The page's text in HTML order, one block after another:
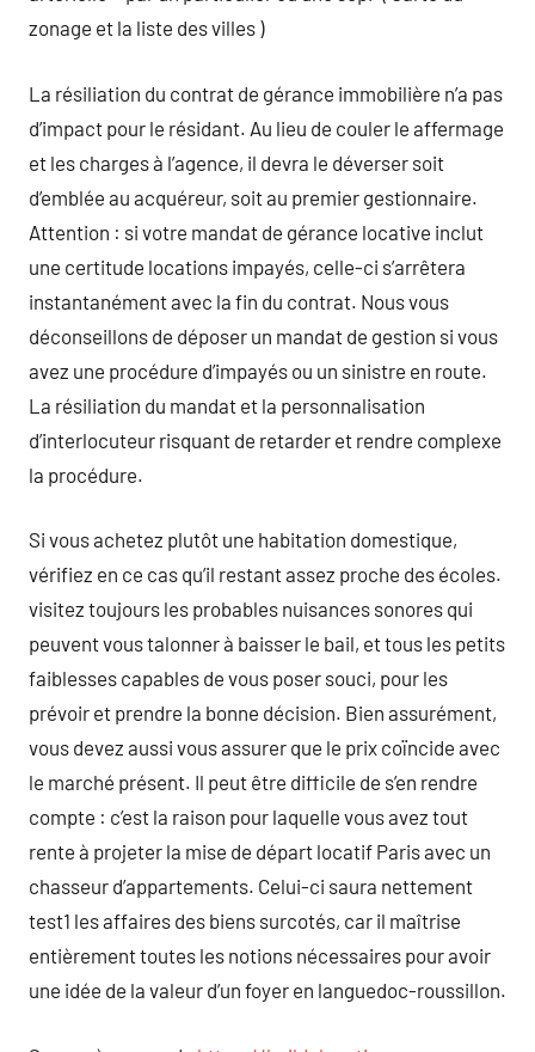
zonage et la liste des villes )
La résiliation du contrat de gérance immobilière n’a pas
d’impact pour le résidant. Au lieu de couler le affermage
et les charges à l’agence, il devra le déverser soit
d’emblée au acquéreur, soit au premier gestionnaire.
Attention : si votre mandat de gérance locative inclut
une certitude locations impayés, celle-ci s’arrêtera
instantanément avec la fin du contrat. Nous vous
déconseillons de déposer un mandat de gestion si vous
avez une procédure d’impayés ou un sinistre en route.
La résiliation du mandat et la personnalisation
d’interlocuteur risquant de retarder et rendre complexe
la procédure.
Si vous achetez plutôt une habitation domestique,
vérifiez en ce cas qu’il restant assez proche des écoles.
visitez toujours les probables nuisances sonores qui
peuvent vous talonner à baisser le bail, et tous les petits
faiblesses capables de vous poser souci, pour les
prévoir et prendre la bonne décision. Bien assurément,
vous devez aussi vous assurer que le prix coïncide avec
le marché présent. Il peut être difficile de s’en rendre
compte : c’est la raison pour laquelle vous avez tout
rente à projeter la mise de départ locatif Paris avec un
chasseur d’appartements. Celui-ci saura nettement
test1 les affaires des biens surcotés, car il maîtrise
entièrement toutes les notions nécessaires pour avoir
une idée de la valeur d’un foyer en languedoc-roussillon.